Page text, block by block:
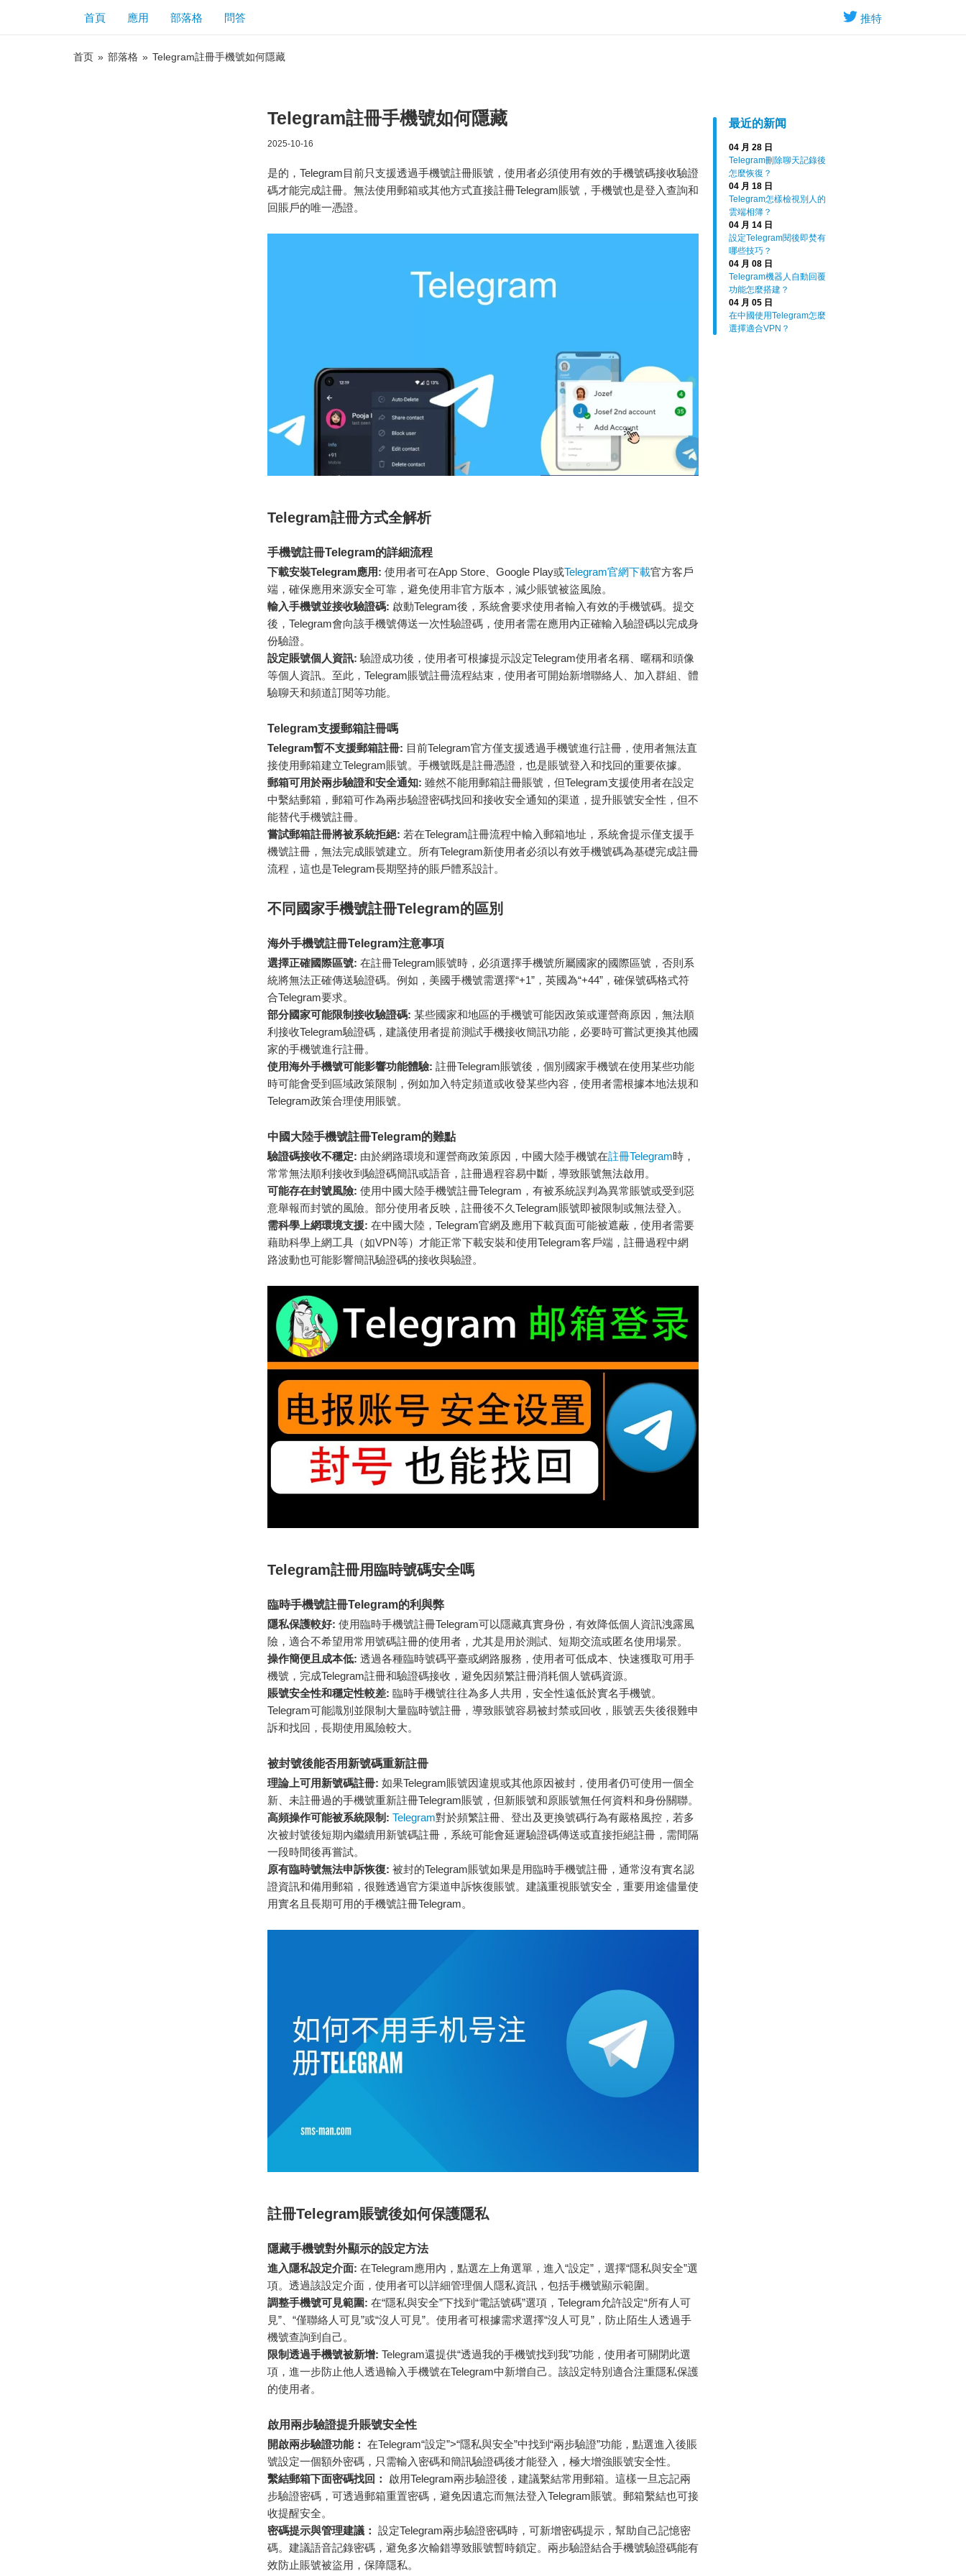
推特
首頁 應用 部落格 問答
首页 » 部落格 » Telegram註冊手機號如何隱藏
最近的新闻
04 月 28 日
Telegram刪除聊天記錄後
怎麼恢復？
04 月 18 日
Telegram怎樣檢視別人的
雲端相簿？
04 月 14 日
設定Telegram閱後即焚有
哪些技巧？
04 月 08 日
Telegram機器人自動回覆
功能怎麼搭建？
04 月 05 日
在中國使用Telegram怎麼
選擇適合VPN？
Telegram註冊手機號如何隱藏
2025-10-16
是的，Telegram目前只支援透過手機號註冊賬號，使用者必須使用有效的手機號碼接收驗證
碼才能完成註冊。無法使用郵箱或其他方式直接註冊Telegram賬號，手機號也是登入查詢和
回賬戶的唯一憑證。
Telegram註冊方式全解析
手機號註冊Telegram的詳細流程
下載安裝Telegram應用: 使用者可在App Store、Google Play或Telegram官網下載官方客戶
端，確保應用來源安全可靠，避免使用非官方版本，減少賬號被盜風險。
輸入手機號並接收驗證碼: 啟動Telegram後，系統會要求使用者輸入有效的手機號碼。提交
後，Telegram會向該手機號傳送一次性驗證碼，使用者需在應用內正確輸入驗證碼以完成身
份驗證。
設定賬號個人資訊: 驗證成功後，使用者可根據提示設定Telegram使用者名稱、暱稱和頭像
等個人資訊。至此，Telegram賬號註冊流程結束，使用者可開始新增聯絡人、加入群組、體
驗聊天和頻道訂閱等功能。
Telegram支援郵箱註冊嗎
Telegram暫不支援郵箱註冊: 目前Telegram官方僅支援透過手機號進行註冊，使用者無法直
接使用郵箱建立Telegram賬號。手機號既是註冊憑證，也是賬號登入和找回的重要依據。
郵箱可用於兩步驗證和安全通知: 雖然不能用郵箱註冊賬號，但Telegram支援使用者在設定
中繫結郵箱，郵箱可作為兩步驗證密碼找回和接收安全通知的渠道，提升賬號安全性，但不
能替代手機號註冊。
嘗試郵箱註冊將被系統拒絕: 若在Telegram註冊流程中輸入郵箱地址，系統會提示僅支援手
機號註冊，無法完成賬號建立。所有Telegram新使用者必須以有效手機號碼為基礎完成註冊
流程，這也是Telegram長期堅持的賬戶體系設計。
不同國家手機號註冊Telegram的區別
海外手機號註冊Telegram注意事項
選擇正確國際區號: 在註冊Telegram賬號時，必須選擇手機號所屬國家的國際區號，否則系
統將無法正確傳送驗證碼。例如，美國手機號需選擇“+1”，英國為“+44”，確保號碼格式符
合Telegram要求。
部分國家可能限制接收驗證碼: 某些國家和地區的手機號可能因政策或運營商原因，無法順
利接收Telegram驗證碼，建議使用者提前測試手機接收簡訊功能，必要時可嘗試更換其他國
家的手機號進行註冊。
使用海外手機號可能影響功能體驗: 註冊Telegram賬號後，個別國家手機號在使用某些功能
時可能會受到區域政策限制，例如加入特定頻道或收發某些內容，使用者需根據本地法規和
Telegram政策合理使用賬號。
中國大陸手機號註冊Telegram的難點
驗證碼接收不穩定: 由於網路環境和運營商政策原因，中國大陸手機號在註冊Telegram時，
常常無法順利接收到驗證碼簡訊或語音，註冊過程容易中斷，導致賬號無法啟用。
可能存在封號風險: 使用中國大陸手機號註冊Telegram，有被系統誤判為異常賬號或受到惡
意舉報而封號的風險。部分使用者反映，註冊後不久Telegram賬號即被限制或無法登入。
需科學上網環境支援: 在中國大陸，Telegram官網及應用下載頁面可能被遮蔽，使用者需要
藉助科學上網工具（如VPN等）才能正常下載安裝和使用Telegram客戶端，註冊過程中網
路波動也可能影響簡訊驗證碼的接收與驗證。
Telegram註冊用臨時號碼安全嗎
臨時手機號註冊Telegram的利與弊
隱私保護較好: 使用臨時手機號註冊Telegram可以隱藏真實身份，有效降低個人資訊洩露風
險，適合不希望用常用號碼註冊的使用者，尤其是用於測試、短期交流或匿名使用場景。
操作簡便且成本低: 透過各種臨時號碼平臺或網路服務，使用者可低成本、快速獲取可用手
機號，完成Telegram註冊和驗證碼接收，避免因頻繁註冊消耗個人號碼資源。
賬號安全性和穩定性較差: 臨時手機號往往為多人共用，安全性遠低於實名手機號。
Telegram可能識別並限制大量臨時號註冊，導致賬號容易被封禁或回收，賬號丟失後很難申
訴和找回，長期使用風險較大。
被封號後能否用新號碼重新註冊
理論上可用新號碼註冊: 如果Telegram賬號因違規或其他原因被封，使用者仍可使用一個全
新、未註冊過的手機號重新註冊Telegram賬號，但新賬號和原賬號無任何資料和身份關聯。
高頻操作可能被系統限制: Telegram對於頻繁註冊、登出及更換號碼行為有嚴格風控，若多
次被封號後短期內繼續用新號碼註冊，系統可能會延遲驗證碼傳送或直接拒絕註冊，需間隔
一段時間後再嘗試。
原有臨時號無法申訴恢復: 被封的Telegram賬號如果是用臨時手機號註冊，通常沒有實名認
證資訊和備用郵箱，很難透過官方渠道申訴恢復賬號。建議重視賬號安全，重要用途儘量使
用實名且長期可用的手機號註冊Telegram。
註冊Telegram賬號後如何保護隱私
隱藏手機號對外顯示的設定方法
進入隱私設定介面: 在Telegram應用內，點選左上角選單，進入“設定”，選擇“隱私與安全”選
項。透過該設定介面，使用者可以詳細管理個人隱私資訊，包括手機號顯示範圍。
調整手機號可見範圍: 在“隱私與安全”下找到“電話號碼”選項，Telegram允許設定“所有人可
見”、“僅聯絡人可見”或“沒人可見”。使用者可根據需求選擇“沒人可見”，防止陌生人透過手
機號查詢到自己。
限制透過手機號被新增: Telegram還提供“透過我的手機號找到我”功能，使用者可關閉此選
項，進一步防止他人透過輸入手機號在Telegram中新增自己。該設定特別適合注重隱私保護
的使用者。
啟用兩步驗證提升賬號安全性
開啟兩步驗證功能： 在Telegram“設定”>“隱私與安全”中找到“兩步驗證”功能，點選進入後賬
號設定一個額外密碼，只需輸入密碼和簡訊驗證碼後才能登入，極大增強賬號安全性。
繫結郵箱下面密碼找回：
啟用Telegram兩步驗證後，建議繫結常用郵箱。這樣一旦忘記兩
步驗證密碼，可透過郵箱重置密碼，避免因遺忘而無法登入Telegram賬號。郵箱繫結也可接
收提醒安全。
密碼提示與管理建議： 設定Telegram兩步驗證密碼時，可新增密碼提示，幫助自己記憶密
碼。建議語音記錄密碼，避免多次輸錯導致賬號暫時鎖定。兩步驗證結合手機號驗證碼能有
效防止賬號被盜用，保障隱私。